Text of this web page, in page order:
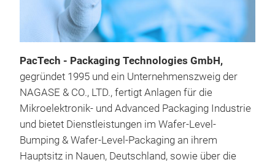
PacTech - Packaging Technologies GmbH,
gegründet 1995 und ein Unternehmenszweig der
NAGASE & CO., LTD., fertigt Anlagen für die
Mikroelektronik- und Advanced Packaging Industrie
und bietet Dienstleistungen im Wafer-Level-
Bumping & Wafer-Level-Packaging an ihrem
Hauptsitz in Nauen, Deutschland, sowie über die